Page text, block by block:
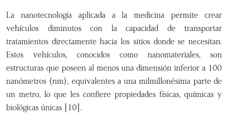
La nanotecnología aplicada a la medicina permite crear
vehículos diminutos con la capacidad de transportar
tratamientos directamente hacia los sitios donde se necesitan.
Estos vehículos, conocidos como nanomateriales, son
estructuras que poseen al menos una dimensión inferior a 100
nanómetros (nm), equivalentes a una milmillonésima parte de
un metro, lo que les confiere propiedades físicas, químicas y
biológicas únicas [10].